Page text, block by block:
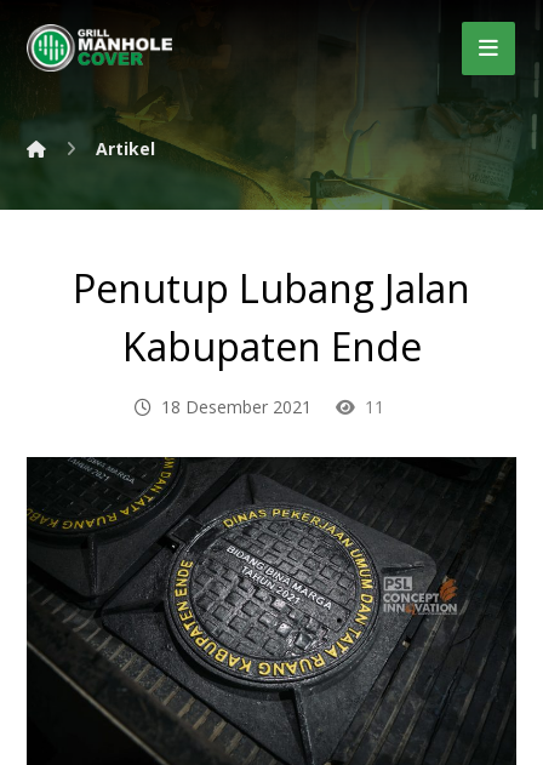
Artikel
Penutup Lubang Jalan
Kabupaten Ende
18 Desember 2021 11